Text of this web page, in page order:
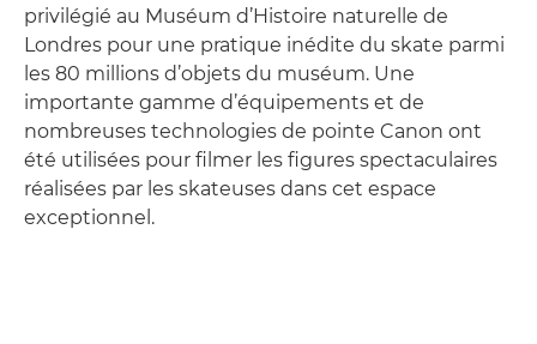
privilégié au Muséum d’Histoire naturelle de
Londres pour une pratique inédite du skate parmi
les 80 millions d’objets du muséum. Une
importante gamme d’équipements et de
nombreuses technologies de pointe Canon ont
été utilisées pour filmer les figures spectaculaires
réalisées par les skateuses dans cet espace
exceptionnel.